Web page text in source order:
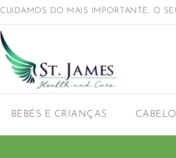
CUIDAMOS DO MAIS IMPORTANTE, O
BEBÉS E CRIANÇAS CABELO